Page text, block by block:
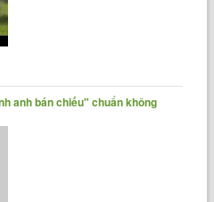
anh bán chiếu" chuẩn không